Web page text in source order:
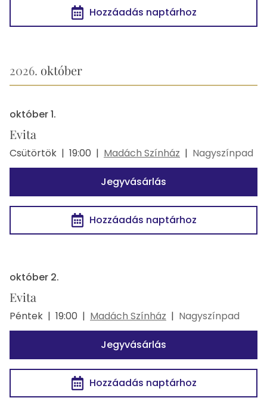
Hozzáadás naptárhoz
2026. október
október 1.
Evita
Csütörtök | 19:00 | Madách Színház | Nagyszínpad
Jegyvásárlás
Hozzáadás naptárhoz
október 2.
Evita
Péntek | 19:00 | Madách Színház | Nagyszínpad
Jegyvásárlás
Hozzáadás naptárhoz